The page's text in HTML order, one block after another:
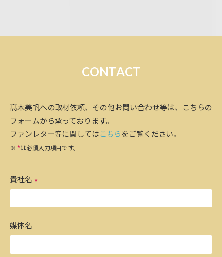
CONTACT
髙木美帆への取材依頼、その他お問い合わせ等は、こちらの
フォームから承っております。
ファンレター等に関してはこちらをご覧ください。
※ *は必須入力項目です。
貴社名
媒体名